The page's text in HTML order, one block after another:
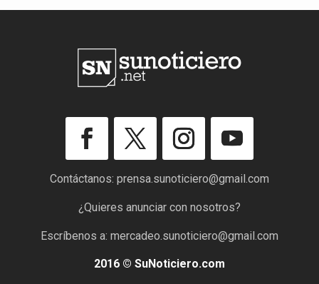
Contáctanos: prensa.sunoticiero@gmail.com
¿Quieres anunciar con nosotros?
Escríbenos a: mercadeo.sunoticiero@gmail.com
2016 © SuNoticiero.com